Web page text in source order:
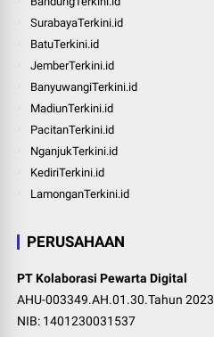
SurabayaTerkini.id
BatuTerkini.id
JemberTerkini.id
BanyuwangiTerkini.id
MadiunTerkini.id
PacitanTerkini.id
NganjukTerkini.id
KediriTerkini.id
LamonganTerkini.id
PERUSAHAAN
PT Kolaborasi Pewarta Digital
AHU-003349.AH.01.30.Tahun 2023
NIB: 1401230031537